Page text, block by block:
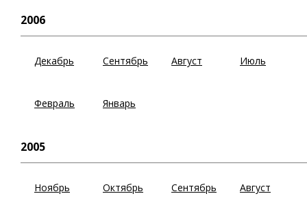
2006
Декабрь Сентябрь Август Июль
Февраль Январь
2005
Ноябрь Октябрь Сентябрь Август